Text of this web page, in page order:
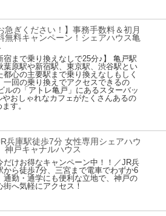
急ぎください！】事務手数料＆初月
無料キャンペーン！シェアハウス亀
宿まで乗り換えなしで25分♪】 亀戸駅
葉原駅や新宿駅、東京駅、渋谷駅とい
都心の主要駅まで乗り換えなしもしく
一回の乗り換えでアクセスできるの
ルの「アトレ亀戸」にあるスターバッ
おしゃれなカフェがたくさんあるの
す。
兵庫駅徒歩7分 女性専用シェアハウ
神戸キャナルハウス
だけお得なキャンペーン中！！／JR兵
から徒歩7分、三宮まで電車でわずか6
通勤・通学にも便利な立地で、神戸の
街へ気軽にアクセス！